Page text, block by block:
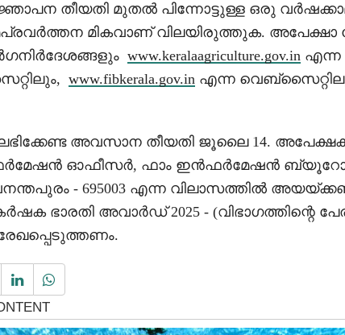
തീയതി മുതൽ പിന്നോട്ടുള്ള ഒരു
മികവാണ് വിലയിരുത്തുക.
www.keralaagriculture.gov.inഎന്ന
www.fibkerala.gov.inഎന്ന
അവസാന തീയതി ജൂലൈ 14.
ഓഫീസർ, ഫാം ഇൻഫർമേഷൻ
- 695003 എന്ന വിലാസത്തിൽ
ഭാരതി അവാർഡ് 2025 - (വിഭാഗത്തിന്റെ